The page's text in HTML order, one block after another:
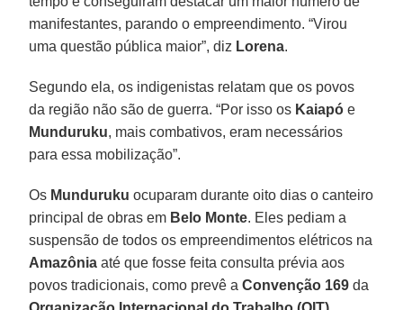
manifestantes, parando o empreendimento. “Virou
uma questão pública maior”, diz Lorena.
Segundo ela, os indigenistas relatam que os povos
da região não são de guerra. “Por isso os Kaiapó e
Munduruku, mais combativos, eram necessários
para essa mobilização”.
Os Munduruku ocuparam durante oito dias o canteiro
principal de obras em Belo Monte. Eles pediam a
suspensão de todos os empreendimentos elétricos na
Amazônia até que fosse feita consulta prévia aos
povos tradicionais, como prevê aConvenção 169 da